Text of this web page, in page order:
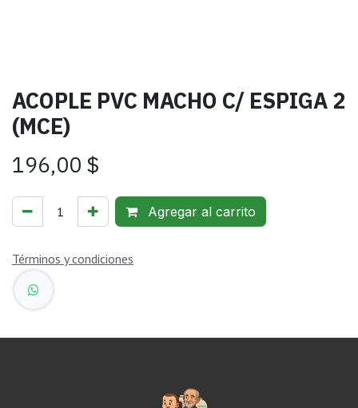
ACOPLE PVC MACHO C/ ESPIGA 2
(MCE)
196,00 $
Agregar al carrito
Términos y condiciones